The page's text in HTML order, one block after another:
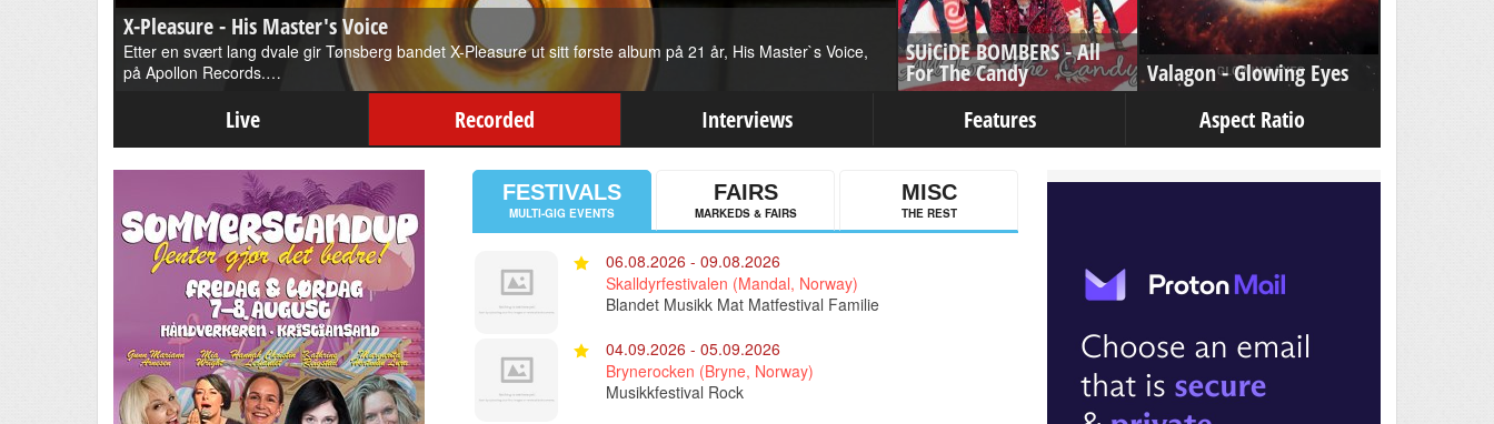
X-Pleasure - His Master's Voice
Etter en svært lang dvale gir Tønsberg bandet X-Pleasure ut sitt første album på 21 år, His Master`s Voice,
på Apollon Records.…
SUiCiDE BOMBERS - All
For The Candy
Valagon - Glowing Eyes
Live
Recorded Interviews Features Aspect Ratio
FESTIVALS
MULTI-GIG EVENTS
FAIRS
MARKEDS & FAIRS
MISC
THE REST
06.08.2026 - 09.08.2026
Skalldyrfestivalen (Mandal, Norway)
Blandet Musikk Mat Matfestival Familie
04.09.2026 - 05.09.2026
Brynerocken (Bryne, Norway)
Musikkfestival Rock